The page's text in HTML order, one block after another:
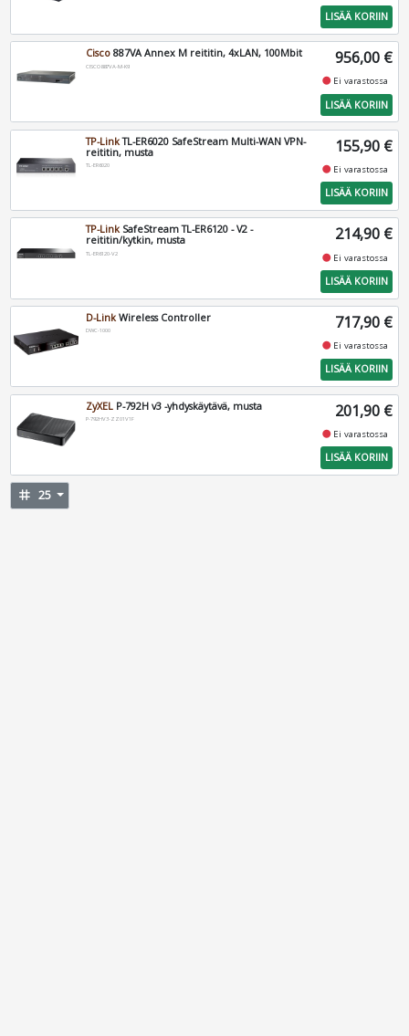
LISÄÄ KORIIN
Cisco 887VA Annex M reititin, 4xLAN, 100Mbit
CISCO887VA-M-K9 956,00 €
fiber_manual_record Ei varastossa
LISÄÄ KORIIN
TP-LinkTL-ER6020 SafeStream Multi-WAN VPN-
reititin, musta
TL-ER6020
155,90 €
fiber_manual_record Ei varastossa
LISÄÄ KORIIN
TP-LinkSafeStream TL-ER6120 - V2 -
reititin/kytkin, musta
TL-ER6120-V2
214,90 €
fiber_manual_record Ei varastossa
LISÄÄ KORIIN
D-LinkWireless Controller
DWC-1000 717,90 €
fiber_manual_record Ei varastossa
LISÄÄ KORIIN
ZyXEL P-792H v3 -yhdyskäytävä, musta
P-792HV3-ZZ01V1F 201,90 €
fiber_manual_record Ei varastossa
LISÄÄ KORIIN
tag 25